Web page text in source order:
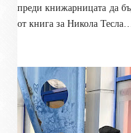
преди книжарницата да
от книга за Никола